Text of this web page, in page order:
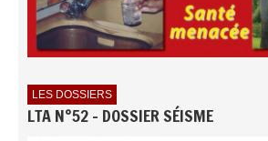
LES DOSSIERS
LTA N°52 - DOSSIER SÉISME